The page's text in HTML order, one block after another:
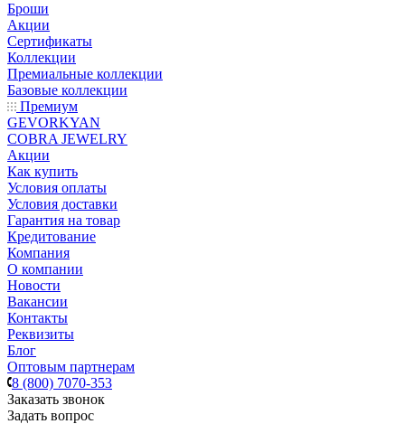
Броши
Акции
Сертификаты
Коллекции
Премиальные коллекции
Базовые коллекции
Премиум
GEVORKYAN
COBRA JEWELRY
Акции
Как купить
Условия оплаты
Условия доставки
Гарантия на товар
Кредитование
Компания
О компании
Новости
Вакансии
Контакты
Реквизиты
Блог
Оптовым партнерам
8 (800) 7070-353
Заказать звонок
Задать вопрос